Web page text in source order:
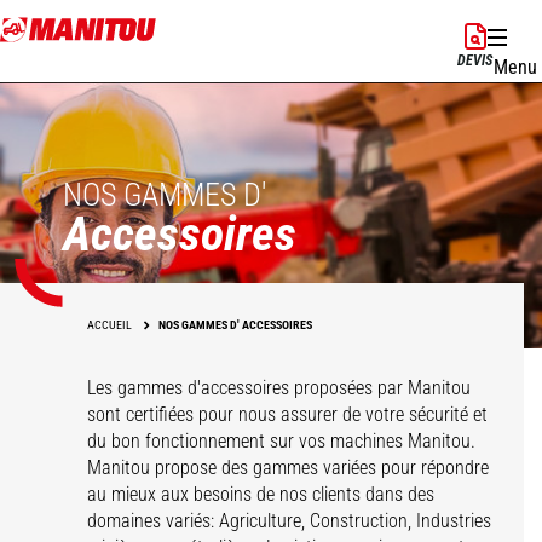
Aller
au
principal
DEVISMenu
NOS GAMMES D'
Accessoires
ACCUEIL NOS GAMMES D' ACCESSOIRES
Les gammes d'accessoires proposées par Manitou
sont certifiées pour nous assurer de votre sécurité et
du bon fonctionnement sur vos machines Manitou.
Manitou propose des gammes variées pour répondre
au mieux aux besoins de nos clients dans des
domaines variés: Agriculture, Construction, Industries
Godets Pinces
Solution de
Manutention sur
Fourche
Fourches & Grappins
Potences Nacelles
Balayeuse &